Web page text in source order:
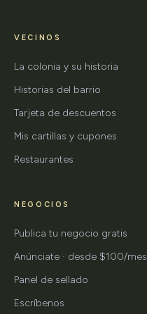
VECINOS
La colonia y su historia
Historias del barrio
Tarjeta de descuentos
Mis cartillas y cupones
Restaurantes
NEGOCIOS
Publica tu negocio gratis
Anúnciate · desde $100/mes
Panel de sellado
Escríbenos